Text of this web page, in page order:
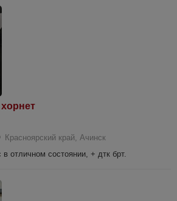
Красноярский край, Ачинск
отличном состоянии, + дтк брт.